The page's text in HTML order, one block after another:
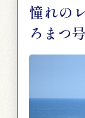
憧れの
ろまつ号